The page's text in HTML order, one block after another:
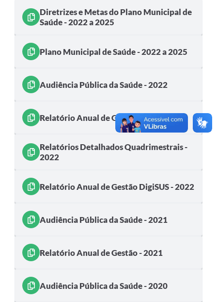
Diretrizes e Metas do Plano Municipal de
Saúde - 2022 a 2025
Plano Municipal de Saúde - 2022 a 2025
Audiência Pública da Saúde - 2022
Relatório Anual de Gestão - 2022
Relatórios Detalhados Quadrimestrais -
2022
Relatório Anual de Gestão DigiSUS - 2022
Audiência Pública da Saúde - 2021
Relatório Anual de Gestão - 2021
Audiência Pública da Saúde - 2020